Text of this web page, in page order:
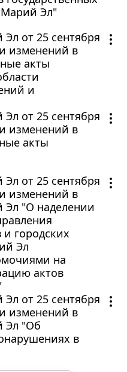
Эл"
от 25 сентября
изменений в
акты
и
от 25 сентября
изменений в
акты
от 25 сентября
изменений в
Эл "О наделении
городских
Эл
на
актов
от 25 сентября
изменений в
Эл "Об
в